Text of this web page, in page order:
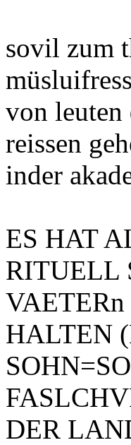
sovil zum
von leuten
reissen
inder
ES HAT
RITUELL
HALTEN
DER